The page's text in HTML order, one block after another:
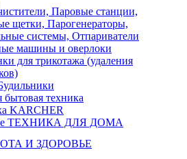
Паровые станции,
щетки, Парогенераторы,
системы, Отпариватели
машины и оверлоки
для трикотажа (удаления
бытовая техника
KARCHER
ТЕХНИКА ДЛЯ ДОМА
И ЗДОРОВЬЕ